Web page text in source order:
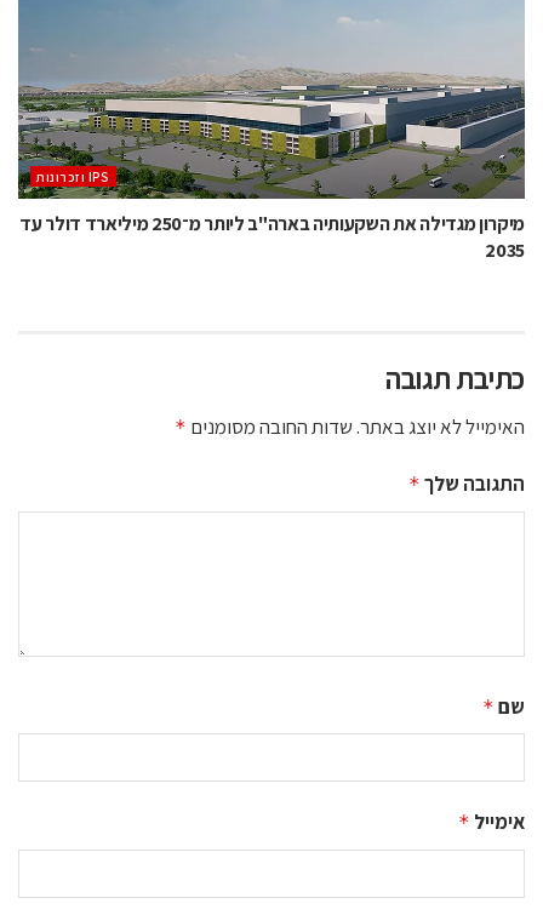
מיקרון מגדילה את השקעותיה בארה"ב ליותר מ־250 מיליארד דולר עד
2035
כתיבת תגובה
האימייל לא יוצג באתר.שדות החובה מסומנים *
התגובה שלך *
שם *
אימייל *